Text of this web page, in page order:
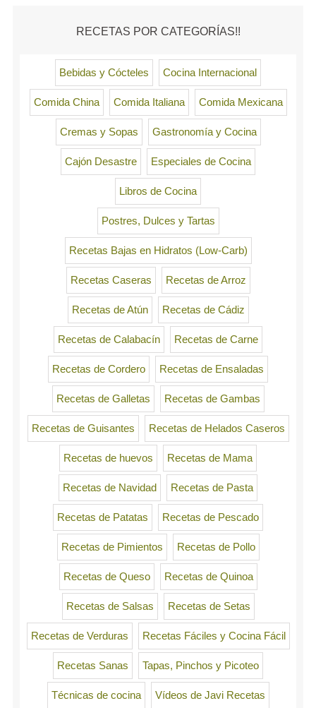
RECETAS POR CATEGORÍAS!!
Bebidas y Cócteles Cocina Internacional
Comida China Comida Italiana Comida Mexicana
Cremas y Sopas Gastronomía y Cocina
Cajón Desastre Especiales de Cocina
Libros de Cocina
Postres, Dulces y Tartas
Recetas Bajas en Hidratos (Low-Carb)
Recetas Caseras Recetas de Arroz
Recetas de Atún Recetas de Cádiz
Recetas de Calabacín Recetas de Carne
Recetas de Cordero Recetas de Ensaladas
Recetas de Galletas Recetas de Gambas
Recetas de Guisantes Recetas de Helados Caseros
Recetas de huevos Recetas de Mama
Recetas de Navidad Recetas de Pasta
Recetas de Patatas Recetas de Pescado
Recetas de Pimientos Recetas de Pollo
Recetas de Queso Recetas de Quinoa
Recetas de Salsas Recetas de Setas
Recetas de Verduras Recetas Fáciles y Cocina Fácil
Recetas Sanas Tapas, Pinchos y Picoteo
Técnicas de cocina Vídeos de Javi Recetas